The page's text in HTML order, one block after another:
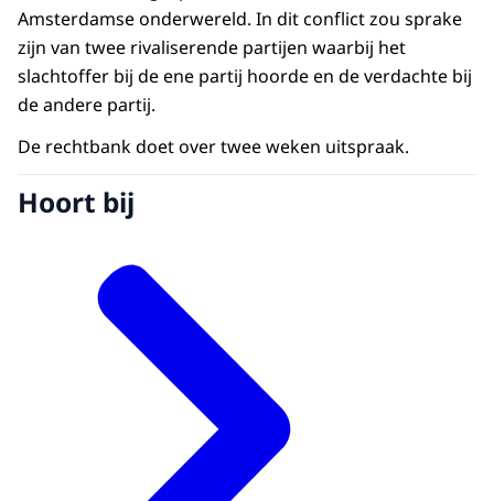
Amsterdamse onderwereld. In dit conflict zou sprake
zijn van twee rivaliserende partijen waarbij het
slachtoffer bij de ene partij hoorde en de verdachte bij
de andere partij.
De rechtbank doet over twee weken uitspraak.
Hoort bij